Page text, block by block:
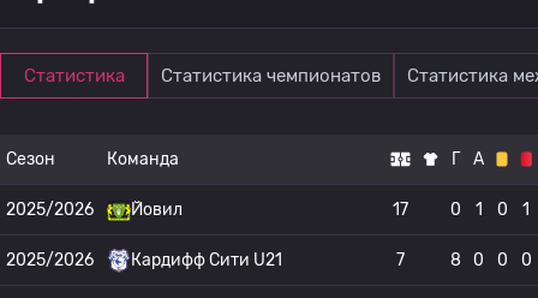
Статистика Статистика чемпионатов Статистика
Сезон Команда Г А
2025/2026 Йовил 17 0 1 0 1
2025/2026 Кардифф Сити U21 7 8 0 0 0